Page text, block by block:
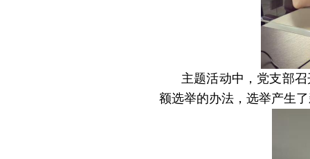
主题活动中，党支部
额选举的办法，选举产生